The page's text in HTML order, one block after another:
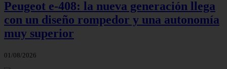
Peugeot e-408: la nueva generación llega
con un diseño rompedor y una autonomía
muy superior
01/08/2026